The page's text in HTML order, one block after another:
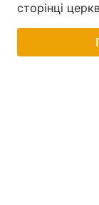
сторінці